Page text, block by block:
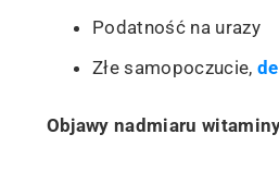
Podatność na urazy
Złe samopoczucie,
Objawy nadmiaru